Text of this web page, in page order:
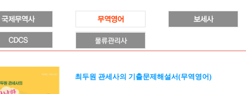
최두원 관세사의 기출문제해설서(무역영어)